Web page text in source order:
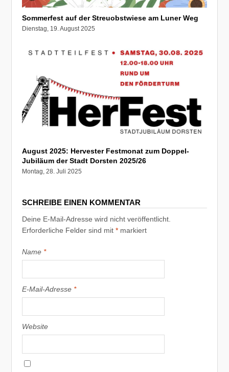
Sommerfest auf der Streuobstwiese am Luner Weg
Dienstag, 19. August 2025
August 2025: Hervester Festmonat zum Doppel-
Jubiläum der Stadt Dorsten 2025/26
Montag, 28. Juli 2025
SCHREIBE EINEN KOMMENTAR
Deine E-Mail-Adresse wird nicht veröffentlicht.
Erforderliche Felder sind mit* markiert
Name *
E-Mail-Adresse *
Website